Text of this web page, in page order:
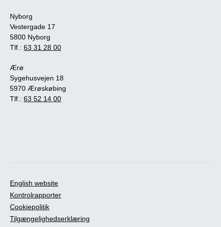
Nyborg
Vestergade 17
5800 Nyborg
Tlf.: 63 31 28 00
Ærø
Sygehusvejen 18
5970 Ærøskøbing
Tlf.: 63 52 14 00
English website
Kontrolrapporter
Cookiepolitik
Tilgængelighedserklæring